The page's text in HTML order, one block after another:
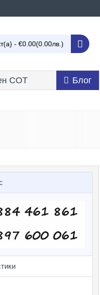
- €0.00(0.00лв.)
СОТ Блог